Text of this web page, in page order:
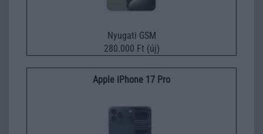
Nyugati GSM
280.000 Ft (új)
Apple iPhone 17 Pro